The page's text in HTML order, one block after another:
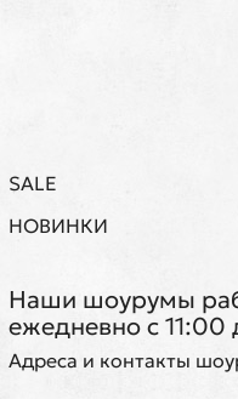
SALE
НОВИНКИ
Наши шоурумы
ежедневно с
Адреса и контакты